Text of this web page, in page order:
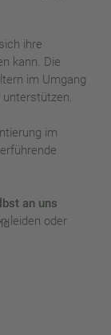
ihre
kann. Die
im Umgang
im
an uns
leiden oder